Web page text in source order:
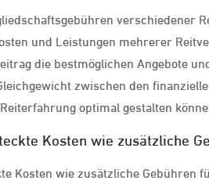
verschiedener
und Leistungen mehrerer
die bestmöglichen Angebote
zwischen den
optimal gestalten
Kosten wie zusätzliche
Kosten wie zusätzliche Gebühren